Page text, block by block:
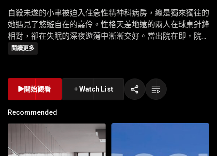
自殺未遂的小聿被迫入住急性精神科病房，總是獨來獨往的
她遇見了悠遊自在的嘉伶。性格天差地遠的兩人在球桌針鋒
相對，卻在失眠的深夜遊蕩中漸漸交好。當出院在即，院內
卻不平靜──面對這位「朋友」，小聿陷入了困難的抉擇。
閱讀更多
開始觀看 Watch List
Recommended